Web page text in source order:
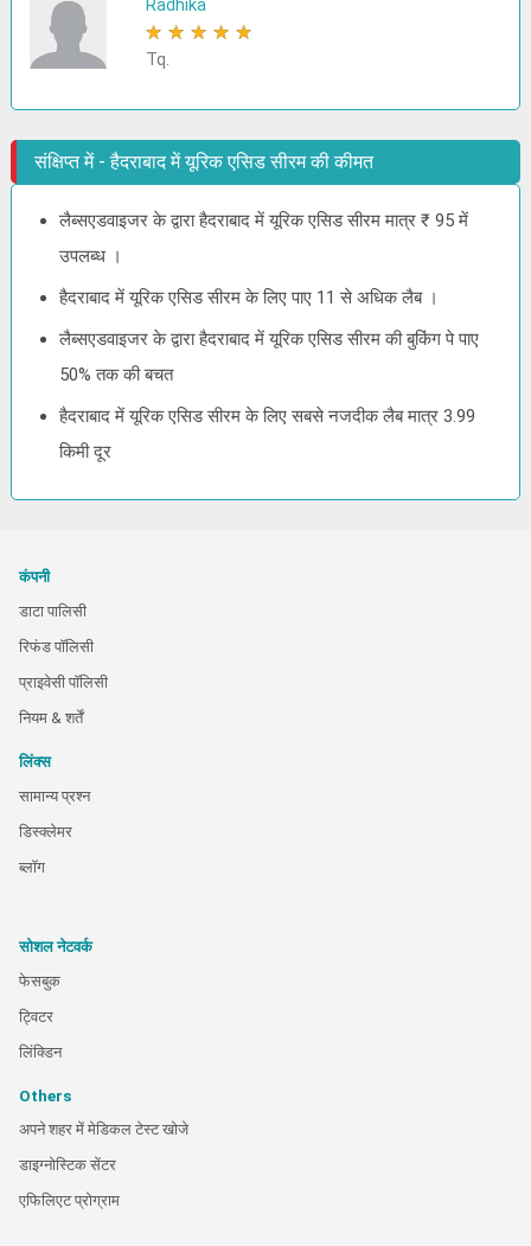
Radhika
★ ★ ★ ★ ★
Tq.
संक्षिप्त में - हैदराबाद में यूरिक एसिड सीरम की कीमत
लैब्सएडवाइजर के द्वारा हैदराबाद में यूरिक एसिड सीरम मात्र ₹ 95 में
उपलब्ध ।
हैदराबाद में यूरिक एसिड सीरम के लिए पाए 11 से अधिक लैब ।
लैब्सएडवाइजर के द्वारा हैदराबाद में यूरिक एसिड सीरम की बुकिंग पे पाए
50% तक की बचत
हैदराबाद में यूरिक एसिड सीरम के लिए सबसे नजदीक लैब मात्र 3.99
किमी दूर
कंपनी
डाटा पालिसी
रिफंड पॉलिसी
प्राइवेसी पॉलिसी
नियम & शर्तें
लिंक्स
सामान्य प्रश्न
डिस्क्लेमर
ब्लॉग
सोशल नेटवर्क
फेसबुक
ट्विटर
लिंक्डिन
Others
अपने शहर में मेडिकल टेस्ट खोजे
डाइग्नोस्टिक सेंटर
एफिलिएट प्रोग्राम